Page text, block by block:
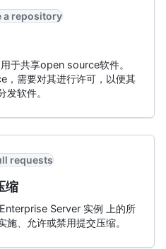
a repository
于共享open source软件。
需要对其进行许可，以便其
软件。
requests
缩
Server 实例 上的所
、允许或禁用提交压缩。